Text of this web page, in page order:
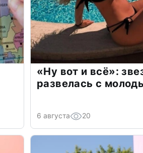
«Ну вот и всё»:
развелась с
6 августа 20